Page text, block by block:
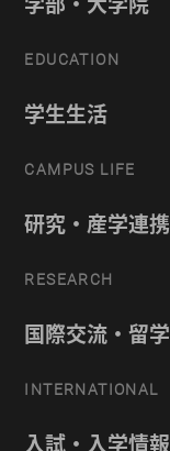
EDUCATION
学生生活
CAMPUS LIFE
研究・産学連携
RESEARCH
国際交流・留学
INTERNATIONAL
入試・入学情報